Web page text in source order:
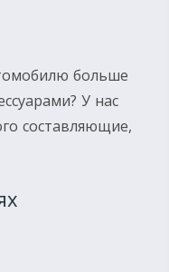
больше
У нас
составляющие,